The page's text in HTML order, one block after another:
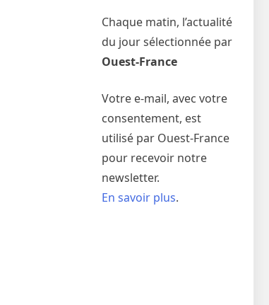
Chaque matin, l’actualité
du jour sélectionnée par
Ouest-France
Votre e-mail, avec votre
consentement, est
utilisé par Ouest-France
pour recevoir notre
newsletter.
En savoir plus.